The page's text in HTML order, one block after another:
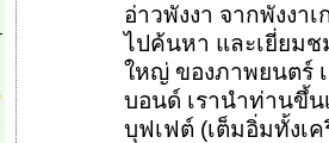
อ่าวพังงา จากพังงา
ไปค้นหา และเยี่ยมช
ใหญ่ ของภาพยนตร์
บอนด์ เรานำท่านขึ้น
บุฟเฟต์ (เต็มอิ่มทั้งเ